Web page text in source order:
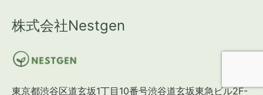
株式会社Nestgen
東京都渋谷区道玄坂1丁目10番号渋谷道玄坂東急ビル2F-